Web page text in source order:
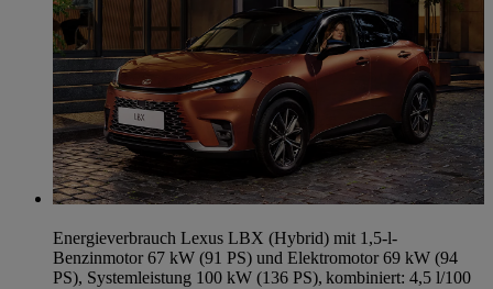
Energieverbrauch Lexus LBX (Hybrid) mit 1,5-l-
Benzinmotor 67 kW (91 PS) und Elektromotor 69 kW (94
PS), Systemleistung 100 kW (136 PS), kombiniert: 4,5 l/100